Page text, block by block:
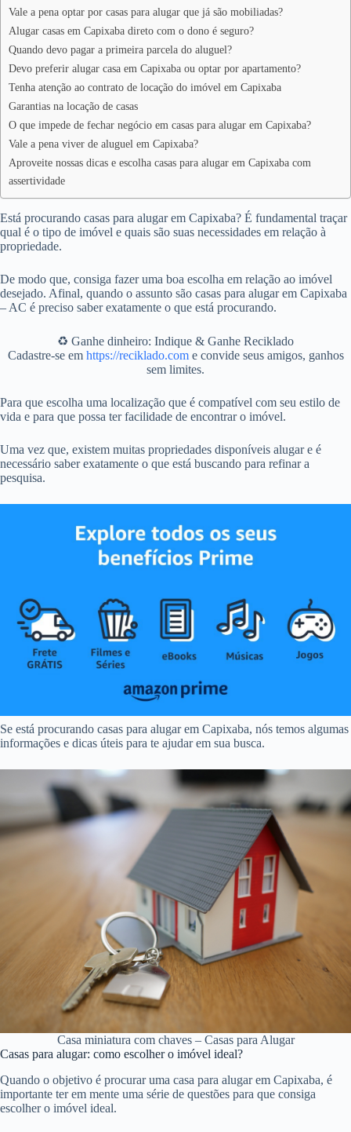
Vale a pena optar por casas para alugar que já são mobiliadas?
Alugar casas em Capixaba direto com o dono é seguro?
Quando devo pagar a primeira parcela do aluguel?
Devo preferir alugar casa em Capixaba ou optar por apartamento?
Tenha atenção ao contrato de locação do imóvel em Capixaba
Garantias na locação de casas
O que impede de fechar negócio em casas para alugar em Capixaba?
Vale a pena viver de aluguel em Capixaba?
Aproveite nossas dicas e escolha casas para alugar em Capixaba com
assertividade
Está procurando casas para alugar em Capixaba? É fundamental traçar
qual é o tipo de imóvel e quais são suas necessidades em relação à
propriedade.
De modo que, consiga fazer uma boa escolha em relação ao imóvel
desejado. Afinal, quando o assunto são casas para alugar em Capixaba
– AC é preciso saber exatamente o que está procurando.
♻️ Ganhe dinheiro: Indique & Ganhe Reciklado
Cadastre-se em https://reciklado.come convide seus amigos, ganhos
sem limites.
Para que escolha uma localização que é compatível com seu estilo de
vida e para que possa ter facilidade de encontrar o imóvel.
Uma vez que, existem muitas propriedades disponíveis alugar e é
necessário saber exatamente o que está buscando para refinar a
pesquisa.
Se está procurando casas para alugar em Capixaba, nós temos algumas
informações e dicas úteis para te ajudar em sua busca.
Casa miniatura com chaves – Casas para Alugar
Casas para alugar: como escolher o imóvel ideal?
Quando o objetivo é procurar uma casa para alugar em Capixaba, é
importante ter em mente uma série de questões para que consiga
escolher o imóvel ideal.